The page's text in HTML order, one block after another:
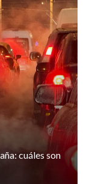
cuáles son